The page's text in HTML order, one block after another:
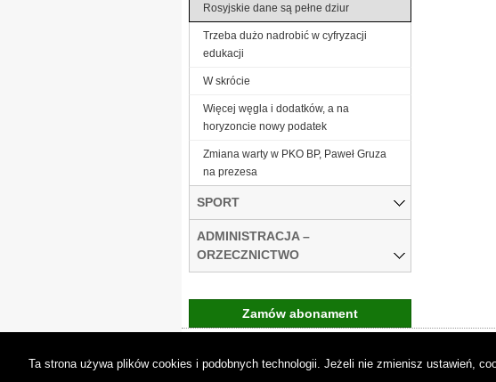
Rosyjskie dane są pełne dziur
Trzeba dużo nadrobić w cyfryzacji
edukacji
W skrócie
Więcej węgla i dodatków, a na
horyzoncie nowy podatek
Zmiana warty w PKO BP, Paweł Gruza
na prezesa
SPORT
ADMINISTRACJA –
ORZECZNICTWO
Zamów abonament
Ta strona używa plików cookies i podobnych technologii. Jeżeli nie zmienisz ustawień,